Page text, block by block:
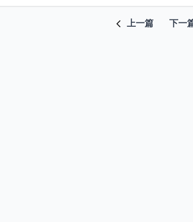
上一篇 下一